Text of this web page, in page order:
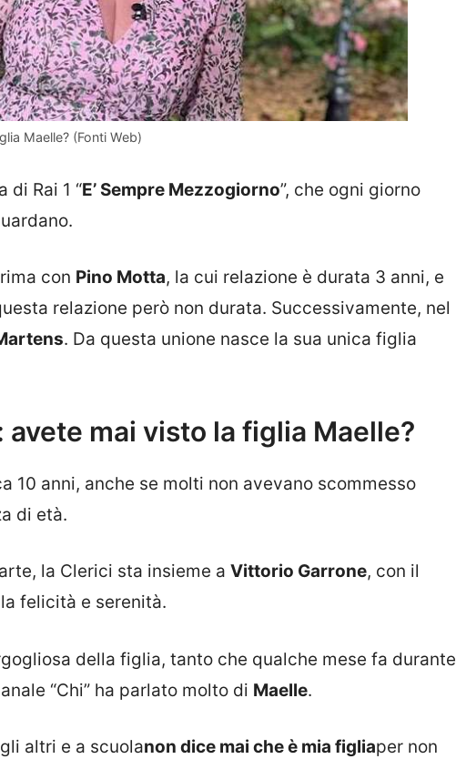
Maelle? (Fonti Web)
di Rai 1 “E’ Sempre Mezzogiorno”, che ogni giorno
con Pino Motta, la cui relazione è durata 3 anni, e
relazione però non durata. Successivamente, nel
. Da questa unione nasce la sua unica figlia
mai visto la figlia Maelle?
10 anni, anche se molti non avevano scommesso
di età.
la Clerici sta insieme a Vittorio Garrone, con il
felicità e serenità.
della figlia, tanto che qualche mese fa durante
“Chi” ha parlato molto di Maelle.
altri e a scuolanon dice mai che è mia figliaper non